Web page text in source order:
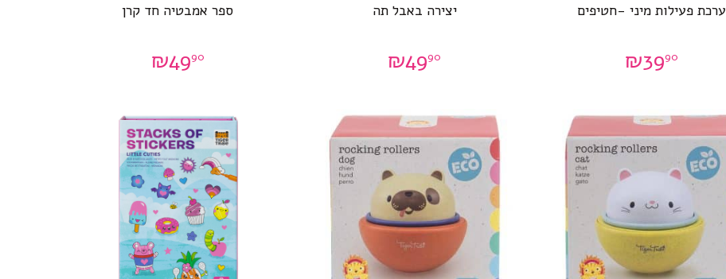
ערכת פעילות מיני -חטיפים
₪3990
יצירה באבל תה
₪4990
ספר אמבטיה חד קרן
₪4990